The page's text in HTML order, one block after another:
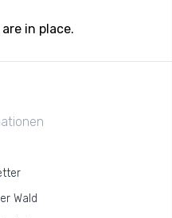
in place.
Wald